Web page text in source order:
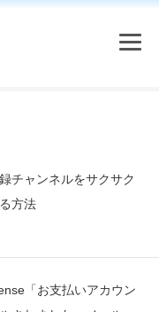
チャンネルをサクサク
方法
「お支払いアカウン